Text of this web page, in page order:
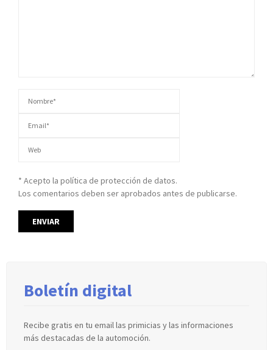
* Acepto la política de protección de datos.
Los comentarios deben ser aprobados antes de publicarse.
Boletín digital
Recibe gratis en tu email las primicias y las informaciones
más destacadas de la automoción.